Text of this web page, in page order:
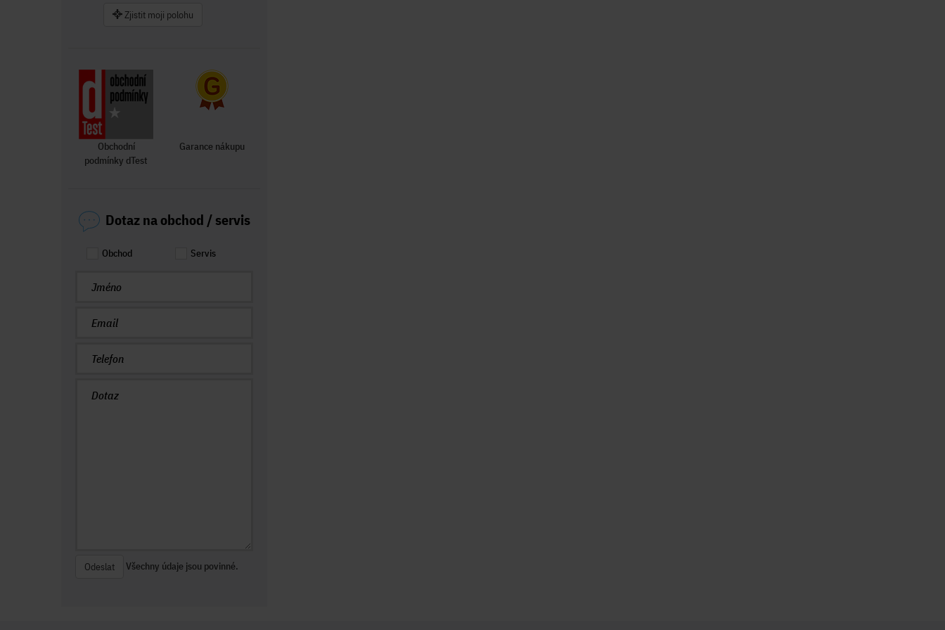
Zjistit moji polohu
Obchodní
podmínky dTest
Garance nákupu
Dotaz na obchod / servis
Obchod Servis
Odeslat Všechny údaje jsou povinné.